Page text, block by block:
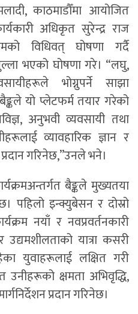
काठमाडौँमा आयोजित
अधिकृत सुरेन्द्र राज
विधिवत् घोषणा गर्दै
भएको घोषणा गरे। “लघु,
भोग्नुपर्ने साझा
यो प्लेटफर्म तयार गरेको
अनुभवी व्यवसायी तथा
व्यावहारिक ज्ञान र
गरिनेछ,”उनले भने।
बैङ्कले मुख्यतया
पहिलो इन्क्युबेसन र दोस्रो
नयाँ र नवप्रवर्तनकारी
यात्रा कसरी
युवाहरूलाई लक्षित गरी
उनीहरूको क्षमता अभिवृद्धि,
प्रदान गरिनेछ।